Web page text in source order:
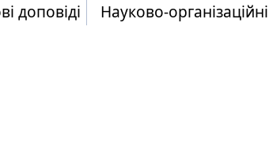
доповіді Науково-